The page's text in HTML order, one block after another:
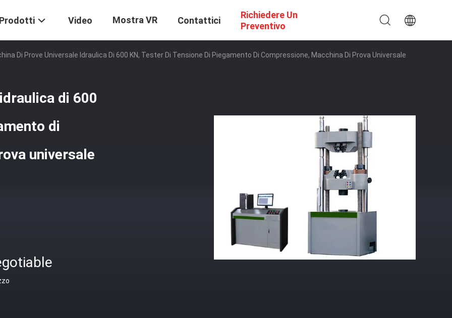
Video Mostra VR Contattici
Richiedere Un
Preventivo
Di Prove Universale Idraulica Di 600 KN, Tester Di Tensione Di Piegamento Di Compressione, Macchina Di Prova Universale
di 600
di
universale